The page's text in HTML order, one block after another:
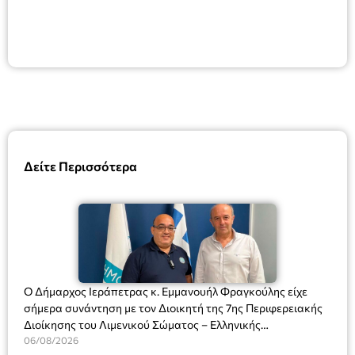
Δείτε Περισσότερα
Ο Δήμαρχος Ιεράπετρας κ. Εμμανουήλ Φραγκούλης είχε
σήμερα συνάντηση με τον Διοικητή της 7ης Περιφερειακής
Διοίκησης του Λιμενικού Σώματος – Ελληνικής
Ακτοφυλακής (Λ.Σ.-ΕΛ.ΑΚΤ.), Αρχιπλοίαρχο Λ.Σ. κ. Ιωάννη
06/08/2026